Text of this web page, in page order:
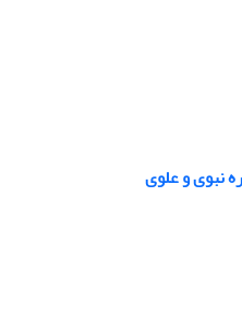
نبوی و علوی